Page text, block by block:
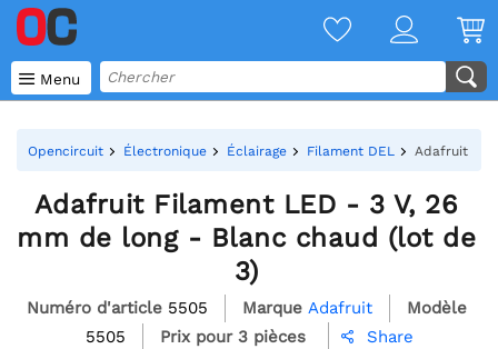
 Menu
Opencircuit Électronique Éclairage Filament DEL Adafruit
Adafruit Filament LED - 3 V, 26
mm de long - Blanc chaud (lot de
3)
Numéro d'article 5505 Marque Adafruit
Modèle
5505
Prix pour 3 pièces 
Share